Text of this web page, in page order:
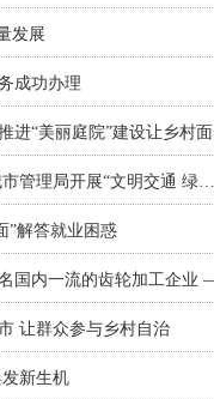
发展
成功办理
进“美丽庭院”建设让乡村
市管理局开展“文明交通 绿…
”解答就业困惑
名国内一流的齿轮加工企
让群众参与乡村自治
新生机